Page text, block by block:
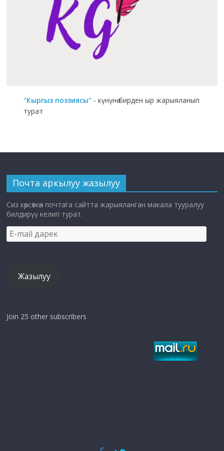
"Кыргыз поэзиясы" - күнүнө бирден ыр жарыяланып
турат
Почта аркылуу жазылуу
Сиз көрсөткөн почтага сайтта жарыяланган макала тууралуу
билдирүү келип турат.
E-
mail
Жазылуу
Join 25 other subscribers